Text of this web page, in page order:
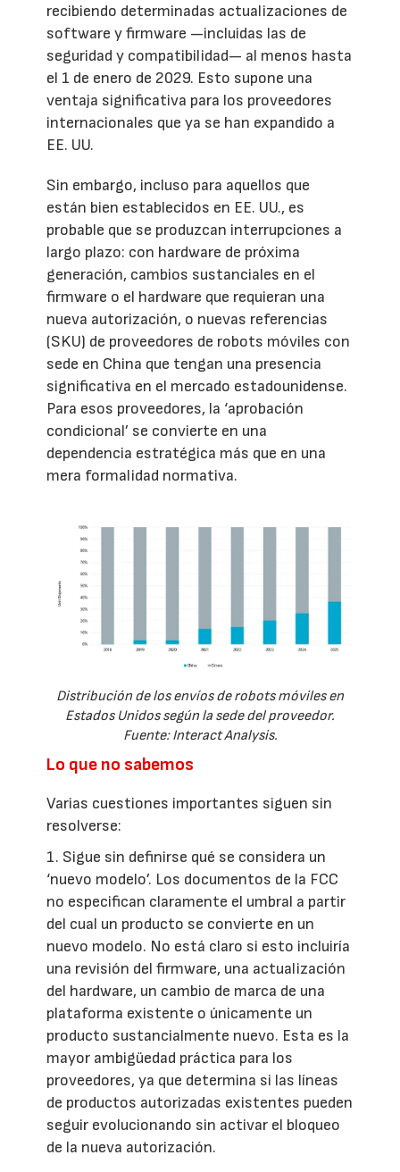
recibiendo determinadas actualizaciones de
software y firmware —incluidas las de
seguridad y compatibilidad— al menos hasta
el 1 de enero de 2029. Esto supone una
ventaja significativa para los proveedores
internacionales que ya se han expandido a
EE. UU.
Sin embargo, incluso para aquellos que
están bien establecidos en EE. UU., es
probable que se produzcan interrupciones a
largo plazo: con hardware de próxima
generación, cambios sustanciales en el
firmware o el hardware que requieran una
nueva autorización, o nuevas referencias
(SKU) de proveedores de robots móviles con
sede en China que tengan una presencia
significativa en el mercado estadounidense.
Para esos proveedores, la ‘aprobación
condicional’ se convierte en una
dependencia estratégica más que en una
mera formalidad normativa.
Distribución de los envíos de robots móviles en
Estados Unidos según la sede del proveedor.
Fuente: Interact Analysis.
Lo que no sabemos
Varias cuestiones importantes siguen sin
resolverse:
1. Sigue sin definirse qué se considera un
‘nuevo modelo’. Los documentos de la FCC
no especifican claramente el umbral a partir
del cual un producto se convierte en un
nuevo modelo. No está claro si esto incluiría
una revisión del firmware, una actualización
del hardware, un cambio de marca de una
plataforma existente o únicamente un
producto sustancialmente nuevo. Esta es la
mayor ambigüedad práctica para los
proveedores, ya que determina si las líneas
de productos autorizadas existentes pueden
seguir evolucionando sin activar el bloqueo
de la nueva autorización.